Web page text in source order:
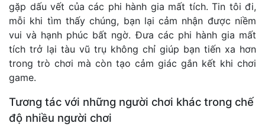
gặp dấu vết của các phi hành gia mất tích. Tin tôi đi,
mỗi khi tìm thấy chúng, bạn lại cảm nhận được niềm
vui và hạnh phúc bất ngờ. Đưa các phi hành gia mất
tích trở lại tàu vũ trụ không chỉ giúp bạn tiến xa hơn
trong trò chơi mà còn tạo cảm giác gắn kết khi chơi
game.
Tương tác với những người chơi khác trong chế
độ nhiều người chơi